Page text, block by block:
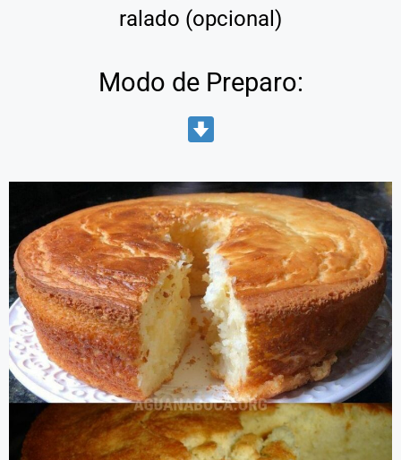
ralado (opcional)
Modo de Preparo: